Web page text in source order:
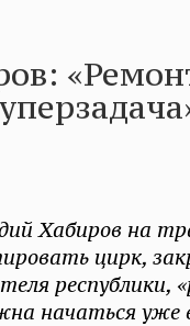
Хабиров на
цирк,
республики,
начаться уже